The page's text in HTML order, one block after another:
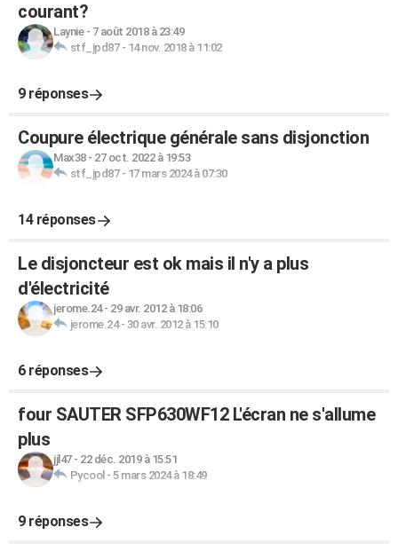
courant?
Laynie- 7 août 2018 à 23:49
stf_jpd87- 14 nov. 2018 à 11:02
9 réponses
Coupure électrique générale sans disjonction
Max38- 27 oct. 2022 à 19:53
stf_jpd87- 17 mars 2024 à 07:30
14 réponses
Le disjoncteur est ok mais il n'y a plus
d'électricité
jerome.24- 29 avr. 2012 à 18:06
jerome.24- 30 avr. 2012 à 15:10
6 réponses
four SAUTER SFP630WF12 L'écran ne s'allume
plus
jjl47- 22 déc. 2019 à 15:51
Pycool - 5 mars 2024 à 18:49
9 réponses